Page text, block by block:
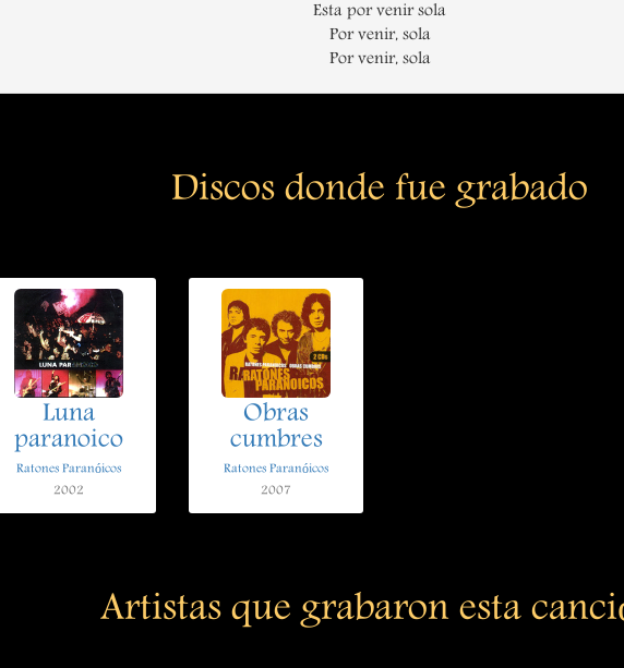
Esta por venir sola
Por venir, sola
Por venir, sola
Discos donde fue grabado
Luna
paranoico
Ratones Paranóicos
2002
Obras
cumbres
Ratones Paranóicos
2007
Artistas que grabaron esta